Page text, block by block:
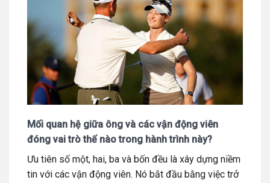
Mối quan hệ giữa ông và các vận động viên
đóng vai trò thế nào trong hành trình này?
Ưu tiên số một, hai, ba và bốn đều là xây dựng niềm
tin với các vận động viên. Nó bắt đầu bằng việc trở